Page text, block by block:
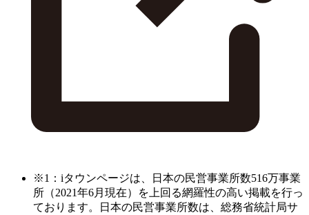
※1：iタウンページは、日本の民営事業所数516万事業
所（2021年6月現在）を上回る網羅性の高い掲載を行っ
ております。日本の民営事業所数は、総務省統計局サ